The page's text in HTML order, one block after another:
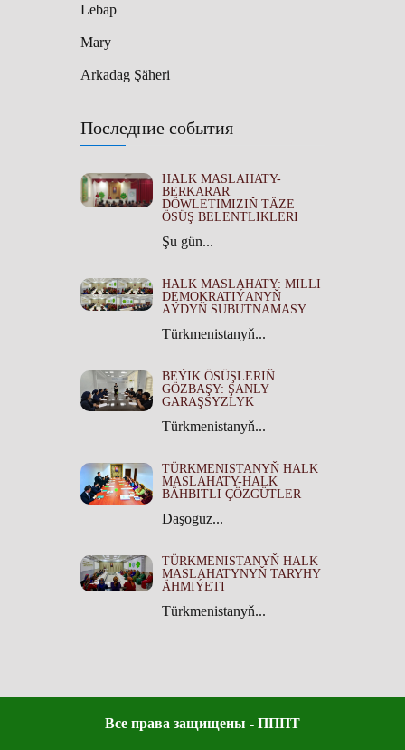
Lebap
Mary
Arkadag Şäheri
Последние события
HALK MASLAHATY-
BERKARAR
DÖWLETIMIZIŇ TÄZE
ÖSÜŞ BELENTLIKLERI
Şu gün...
HALK MASLAHATY: MILLI
DEMOKRATIÝANYŇ
AÝDYŇ SUBUTNAMASY
Türkmenistanyň...
BEÝIK ÖSÜŞLERIŇ
GÖZBAŞY: ŞANLY
GARAŞSYZLYK
Türkmenistanyň...
TÜRKMENISTANYŇ HALK
MASLAHATY-HALK
BÄHBITLI ÇÖZGÜTLER
Daşoguz...
TÜRKMENISTANYŇ HALK
MASLAHATYNYŇ TARYHY
ÄHMIÝETI
Türkmenistanyň...
Все права защищены - ПППТ